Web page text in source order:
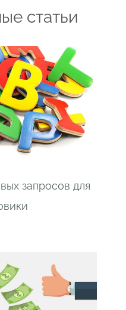
статьи
запросов для